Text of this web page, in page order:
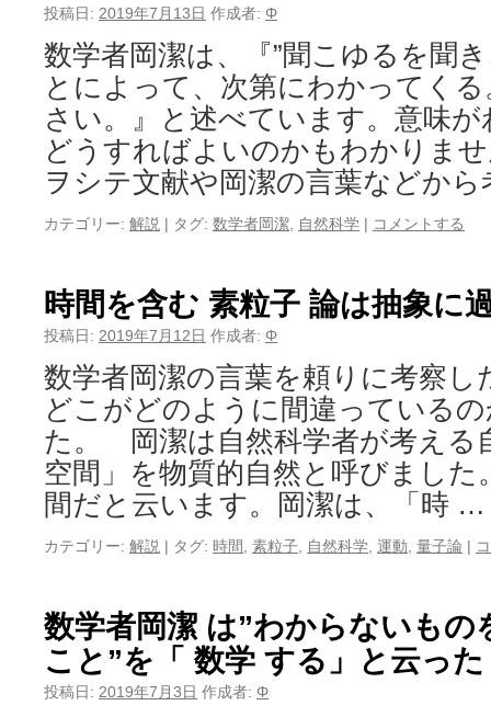
投稿日: 2019年7月13日 作成者: Φ
数学者岡潔は、『”聞こゆるを聞
とによって、次第にわかってく
さい。』と述べています。意味
どうすればよいのかもわかりま
ヲシテ文献や岡潔の言葉などか
カテゴリー: 解説 | タグ: 数学者岡潔 自然科学 | コメントする
時間を含む 素粒子 論は抽象に
投稿日: 2019年7月12日 作成者: Φ
数学者岡潔の言葉を頼りに考察し
どこがどのように間違っている
た。 岡潔は自然科学者が考える
空間」を物質的自然と呼びました
間だと云います。岡潔は、「時
カテゴリー: 解説 | タグ: 時間 素粒子 自然科学 運動 量子論 |
数学者岡潔 は”わからないもの
こと”を「 数学 する」と云った
投稿日: 2019年7月3日 作成者: Φ